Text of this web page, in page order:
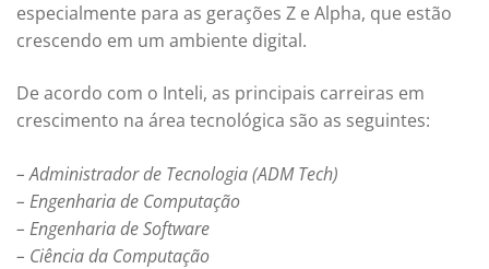
especialmente para as gerações Z e Alpha, que estão
crescendo em um ambiente digital.
De acordo com o Inteli, as principais carreiras em
crescimento na área tecnológica são as seguintes:
– Administrador de Tecnologia (ADM Tech)
– Engenharia de Computação
– Engenharia de Software
– Ciência da Computação